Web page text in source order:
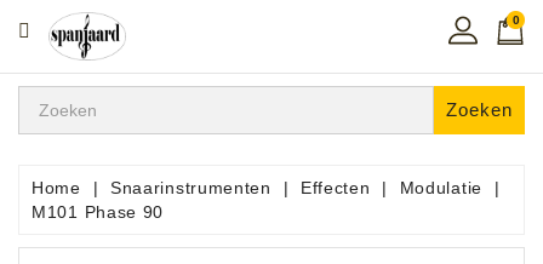
CATEGORIE
Home
In
De
0
Zoeken
Home Snaarinstrumenten Effecten
Modulatie
M101 Phase 90